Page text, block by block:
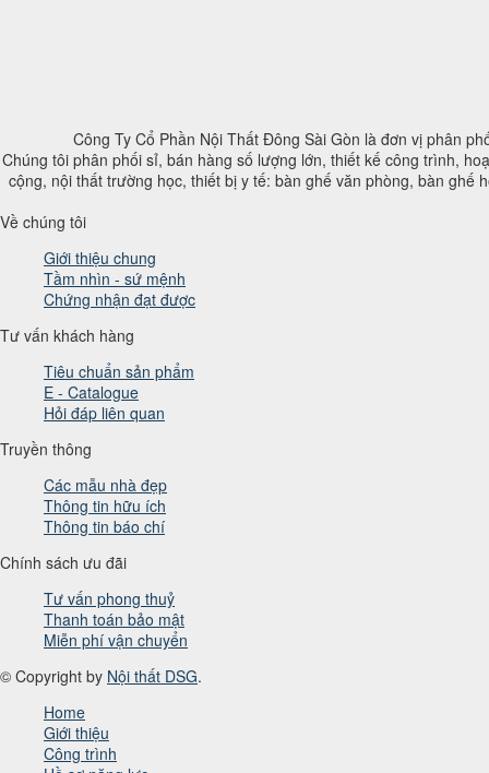
Công Ty Cổ Phần Nội Thất Đông Sài Gòn là đơn vị phân
Chúng tôi phân phối sỉ, bán hàng số lượng lớn, thiết kế công trình,
cộng, nội thất trường học, thiết bị y tế: bàn ghế văn phòng, bàn ghế
Về chúng tôi
Giới thiệu chung
Tầm nhìn - sứ mệnh
Chứng nhận đạt được
Tư vấn khách hàng
Tiêu chuẩn sản phẩm
E - Catalogue
Hỏi đáp liên quan
Truyền thông
Các mẫu nhà đẹp
Thông tin hữu ích
Thông tin báo chí
Chính sách ưu đãi
Tư vấn phong thuỷ
Thanh toán bảo mật
Miễn phí vận chuyển
© Copyright by Nội thất DSG.
Home
Giới thiệu
Công trình